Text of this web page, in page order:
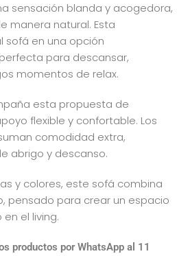
sensación blanda y acogedora,
manera natural. Esta
sofá en una opción
para descansar,
momentos de relax.
esta propuesta de
flexible y confortable. Los
comodidad extra,
abrigo y descanso.
y colores, este sofá combina
pensado para crear un espacio
el living.
productos por WhatsApp al 11